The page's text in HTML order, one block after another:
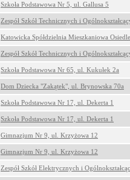
Szkoła Podstawowa Nr 5, ul. Gallusa 5
Zespół Szkół Technicznych i
Katowicka Spółdzielnia Mieszkaniowa
Zespół Szkół Technicznych i
Szkoła Podstawowa Nr 65, ul. Kukułek 2a
Dom Dziecka "Zakątek", ul. Brynowska 70a
Szkoła Podstawowa Nr 17, ul. Dekerta 1
Szkoła Podstawowa Nr 17, ul. Dekerta 1
Gimnazjum Nr 9, ul. Krzyżowa 12
Gimnazjum Nr 9, ul. Krzyżowa 12
Zespół Szkół Elektrycznych i